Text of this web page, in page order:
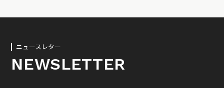
ニュースレター
NEWSLETTER